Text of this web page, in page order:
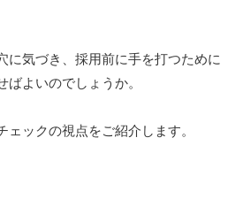
に気づき、採用前に手を打つために
よいのでしょうか。
ックの視点をご紹介します。